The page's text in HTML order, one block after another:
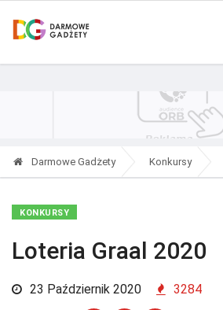
Darmowe Gadżety Konkursy
KONKURSY
Loteria Graal 2020
23 Październik 2020 3284